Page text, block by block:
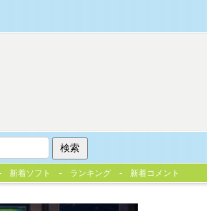
新着ソフト ランキング 新着コメント